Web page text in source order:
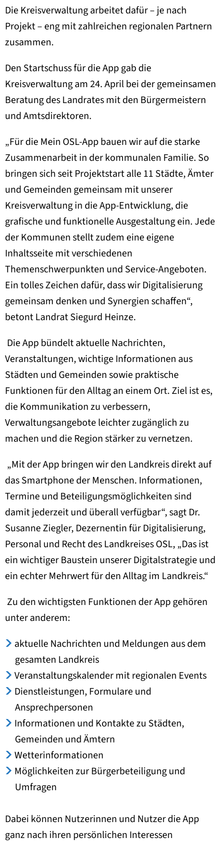
Die Kreisverwaltung arbeitet dafür – je nach
Projekt – eng mit zahlreichen regionalen Partnern
zusammen.
Den Startschuss für die App gab die
Kreisverwaltung am 24. April bei der gemeinsamen
Beratung des Landrates mit den Bürgermeistern
und Amtsdirektoren.
„Für die Mein OSL-App bauen wir auf die starke
Zusammenarbeit in der kommunalen Familie. So
bringen sich seit Projektstart alle 11 Städte, Ämter
und Gemeinden gemeinsam mit unserer
Kreisverwaltung in die App-Entwicklung, die
grafische und funktionelle Ausgestaltung ein. Jede
der Kommunen stellt zudem eine eigene
Inhaltsseite mit verschiedenen
Themenschwerpunkten und Service-Angeboten.
Ein tolles Zeichen dafür, dass wir Digitalisierung
gemeinsam denken und Synergien schaffen“,
betont Landrat Siegurd Heinze.
Die App bündelt aktuelle Nachrichten,
Veranstaltungen, wichtige Informationen aus
Städten und Gemeinden sowie praktische
Funktionen für den Alltag an einem Ort. Ziel ist es,
die Kommunikation zu verbessern,
Verwaltungsangebote leichter zugänglich zu
machen und die Region stärker zu vernetzen.
„Mit der App bringen wir den Landkreis direkt auf
das Smartphone der Menschen. Informationen,
Termine und Beteiligungsmöglichkeiten sind
damit jederzeit und überall verfügbar“, sagt Dr.
Susanne Ziegler, Dezernentin für Digitalisierung,
Personal und Recht des Landkreises OSL, „Das ist
ein wichtiger Baustein unserer Digitalstrategie und
ein echter Mehrwert für den Alltag im Landkreis.“
Zu den wichtigsten Funktionen der App gehören
unter anderem:
aktuelle Nachrichten und Meldungen aus dem
gesamten Landkreis
Veranstaltungskalender mit regionalen Events
Dienstleistungen, Formulare und
Ansprechpersonen
Informationen und Kontakte zu Städten,
Gemeinden und Ämtern
Wetterinformationen
Möglichkeiten zur Bürgerbeteiligung und
Umfragen
Dabei können Nutzerinnen und Nutzer die App
ganz nach ihren persönlichen Interessen